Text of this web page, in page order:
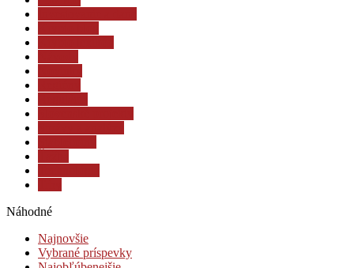
Náhodné
Najnovšie
Vybrané príspevky